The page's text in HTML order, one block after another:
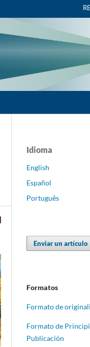
Idioma
English
Español
Português
Enviar un artículo
Formatos
Formato de
Formato de
Publicación